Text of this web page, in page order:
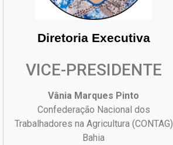
Diretoria Executiva
VICE-PRESIDENTE
Vânia Marques Pinto
Confederação Nacional dos
Trabalhadores na Agricultura (CONTAG)
Bahia